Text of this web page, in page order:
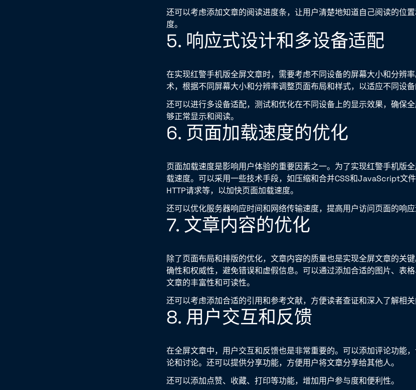
还可以考虑添加文章的阅读进度条，让用户清楚地知道自己阅读的位
度。
5. 响应式设计和多设备适配
在实现红警手机版全屏文章时，需要考虑不同设备的屏幕大小和分辨
术，根据不同屏幕大小和分辨率调整页面布局和样式，以适应不同设备
还可以进行多设备适配，测试和优化在不同设备上的显示效果，确保
够正常显示和阅读。
6. 页面加载速度的优化
页面加载速度是影响用户体验的重要因素之一。为了实现红警手机版
载速度。可以采用一些技术手段，如压缩和合并CSS和JavaScript文
HTTP请求等，以加快页面加载速度。
还可以优化服务器响应时间和网络传输速度，提高用户访问页面的响应
7. 文章内容的优化
除了页面布局和排版的优化，文章内容的质量也是实现全屏文章的关
确性和权威性，避免错误和虚假信息。可以通过添加合适的图片、表
文章的丰富性和可读性。
还可以考虑添加合适的引用和参考文献，方便读者查证和深入了解相关
8. 用户交互和反馈
在全屏文章中，用户交互和反馈也是非常重要的。可以添加评论功能
论和讨论。还可以提供分享功能，方便用户将文章分享给其他人。
还可以添加点赞、收藏、打印等功能，增加用户参与度和便利性。